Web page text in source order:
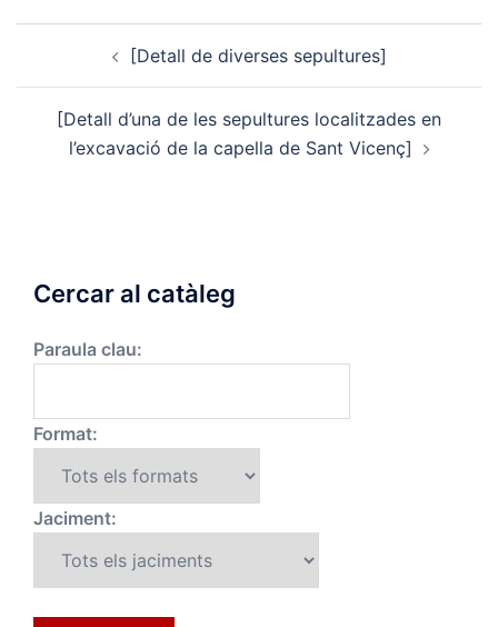
navigation[Detall de diverses sepultures]
[Detall d’una de les sepultures localitzades en
l’excavació de la capella de Sant Vicenç]
Cercar al catàleg
Paraula clau:
Format:
Jaciment: